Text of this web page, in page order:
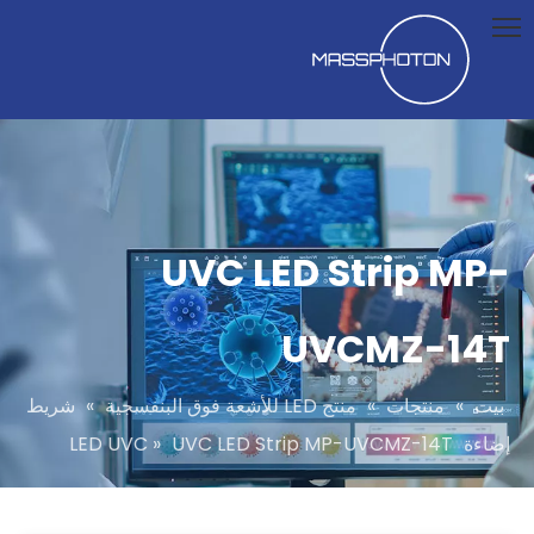
UVC LED Strip MP-
UVCMZ-14T
بيت » منتجات » منتج LED للأشعة فوق البنفسجية » شريط
إضاءة LED UVC
» UVC LED Strip MP-UVCMZ-14T